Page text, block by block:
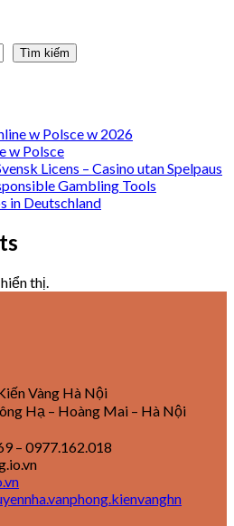
Tìm kiếm
w Polsce w 2026
w Polsce
Licens – Casino utan Spelpaus
Gambling Tools
in Deutschland
thị.
Vàng Hà Nội
Hạ – Hoàng Mai – Hà Nội
– 0977.162.018